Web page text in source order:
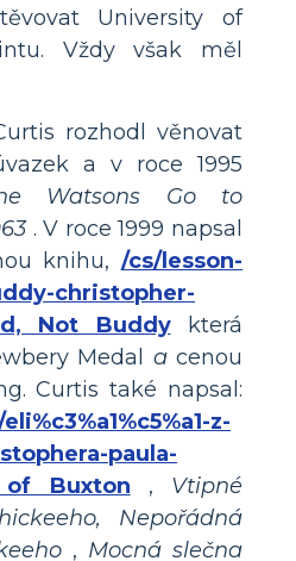
University of
Vždy však měl
rozhodl věnovat
a v roce 1995
Watsons Go to
. V roce 1999 napsal
knihu, /cs/lesson-
christopher-
Not Buddykterá
Medal acenou
Curtis také napsal:
z-
paula-
of Buxton , Vtipné
Nepořádná
, Mocná slečna